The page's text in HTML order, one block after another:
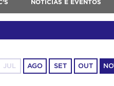
NOTÍCIAS E EVENTOS
JUL AGO SET OUT